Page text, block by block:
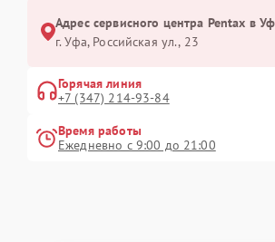
Адрес сервисного центра Pentax в
г. Уфа, Российская ул., 23
Горячая линия
+7 (347) 214-93-84
Время работы
Ежедневно с 9:00 до 21:00